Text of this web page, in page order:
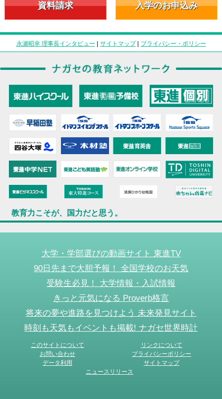
資料請求 入学のお申込み
永瀬昭幸 理事長インタビュー | サイトマップ| プライバシー・ポリシー
教育力こそが、国力だと思う。
大学・学部選びの動画サイト 東進TV
90日先まで大胆予報！ 全国学校のお天気
受験生必見！ 大学情報・入試情報
きっと元気になる Proverb格言
将来の夢や進路を見つけよう 未来発見サイト
時刻も天気もイベントも掲載! ナガセ世界時計
このサイトについて
リンクについて
お問い合わせ
プライバシーポリシー
データ利用
サイトマップ
ニュースリリース